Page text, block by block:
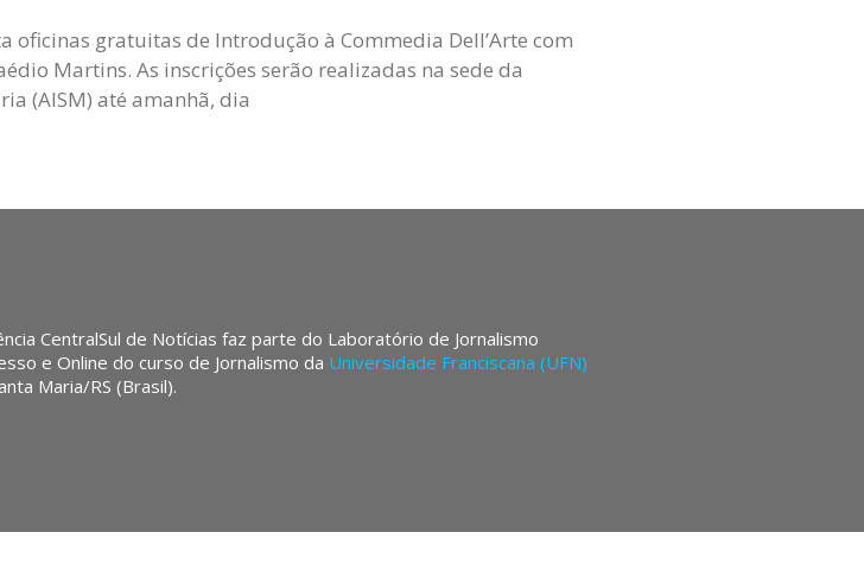
oficinas gratuitas de Introdução à Commedia Dell’Arte com
Martins. As inscrições serão realizadas na sede da
(AISM) até amanhã, dia
CentralSul de Notícias faz parte do Laboratório de Jornalismo
e Online do curso de Jornalismo da Universidade Franciscana (UFN)
Maria/RS (Brasil).